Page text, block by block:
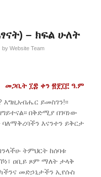
– ክፍል ሁለት
by Website Team
መጋቢት ፲፰ ቀን ፳፻፲፫ ዓ.ም
ይመስገን!፡፡
በቅድሚያ በገባነው
እናንተን ይቅርታ
ትምህርት ከሰባቱ
ዐቢይ ጾም ማለት ታላቅ
መድኃኒታችን ኢየሱስ